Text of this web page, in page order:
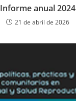
Informe anual 2024
21 de abril de 2026